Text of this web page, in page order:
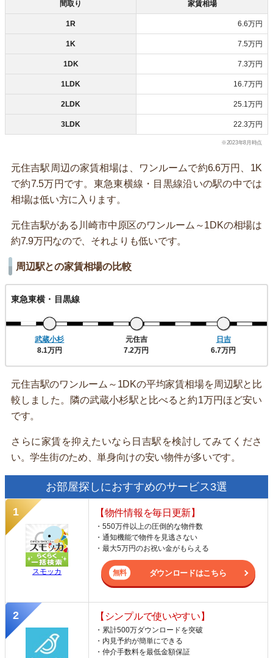
間取り 家賃相場
1R 6.6万円
1K 7.5万円
1DK 7.3万円
1LDK 16.7万円
2LDK 25.1万円
3LDK 22.3万円
※2023年8月時点
元住吉駅周辺の家賃相場は、ワンルームで約6.6万円、1K
で約7.5万円です。東急東横線・目黒線沿いの駅の中では
相場は低い方に入ります。
元住吉駅がある川崎市中原区のワンルーム～1DKの相場は
約7.9万円なので、それよりも低いです。
周辺駅との家賃相場の比較
東急東横・目黒線
武蔵小杉
8.1万円
元住吉
7.2万円
日吉
6.7万円
元住吉駅のワンルーム～1DKの平均家賃相場を周辺駅と比
較しました。隣の武蔵小杉駅と比べると約1万円ほど安い
です。
さらに家賃を抑えたいなら日吉駅を検討してみてくださ
い。学生街のため、単身向けの安い物件が多いです。
お部屋探しにおすすめのサービス3選
スモッカ
【物件情報を毎日更新】
・550万件以上の圧倒的な物件数
・通知機能で物件を見逃さない
・最大5万円のお祝い金がもらえる
ダウンロードはこちら
【シンプルで使いやすい】
・累計500万ダウンロードを突破
・内見予約が簡単にできる
・仲介手数料を最低金額保証